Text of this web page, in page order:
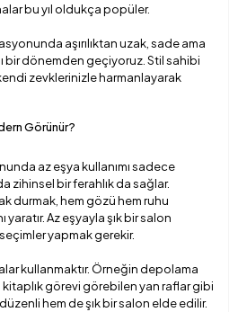
bu yıl oldukça popüler.
aşırılıktan uzak, sade ama
bir dönemden geçiyoruz. Stil sahibi
zevklerinizle harmanlayarak
Görünür?
az eşya kullanımı sadece
zihinsel bir ferahlık da sağlar.
durmak, hem gözü hem ruhu
Az eşyayla şık bir salon
yapmak gerekir.
kullanmaktır. Örneğin depolama
kitaplık görevi görebilen yan raflar gibi
hem de şık bir salon elde edilir.